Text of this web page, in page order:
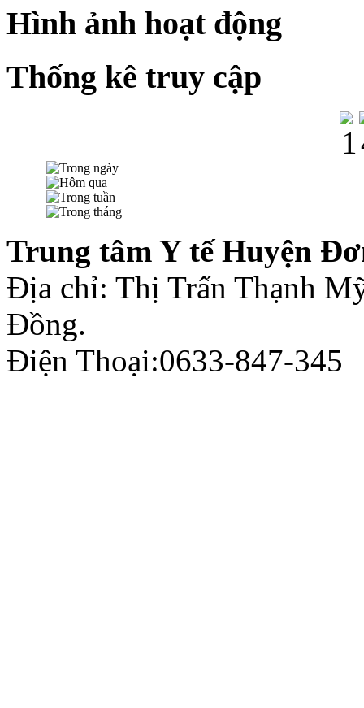
Hình ảnh hoạt động
Thống kê truy cập
Trung tâm Y tế Huyện
Địa chỉ: Thị Trấn Thạnh
Đồng.
Điện Thoại:0633-847-345